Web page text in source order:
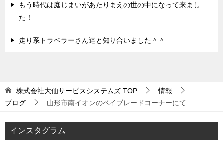
もう時代は庭じまいがあたりまえの世の中になって来まし
た！
走り系トラベラーさん達と知り合いました＾＾
株式会社大仙サービスシステムズ TOP
情報
ブログ
山形市南イオンのベイブレードコーナーにて
インスタグラム